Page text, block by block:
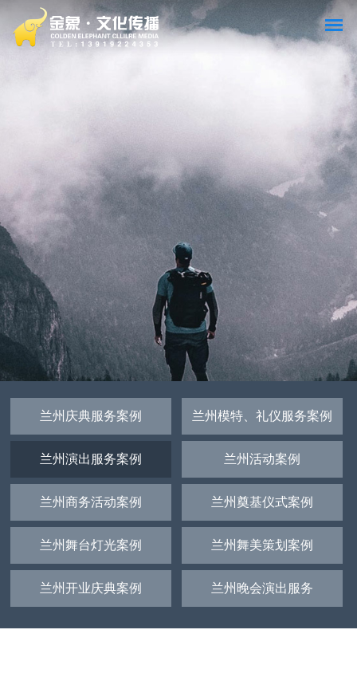
兰州庆典服务案例 兰州模特、礼仪服务案例
兰州演出服务案例 兰州活动案例
兰州商务活动案例 兰州奠基仪式案例
兰州舞台灯光案例 兰州舞美策划案例
兰州开业庆典案例 兰州晚会演出服务